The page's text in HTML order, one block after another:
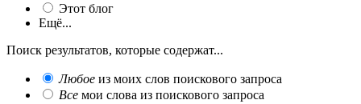
Этот блог
Ещё...
Поиск результатов, которые содержат...
Любое из моих слов поискового запроса
Все мои слова из поискового запроса